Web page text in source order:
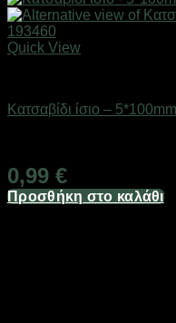
Quick View
Κατσαβίδι ίσιο –
0,99 €
Προσθήκη στο καλάθι